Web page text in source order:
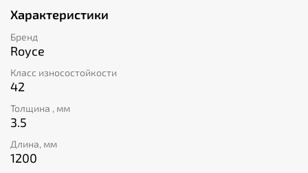
обеспечивает дополнительную защиту от
повреждений, а встроенная система замков
позволяет легко и быстро осуществить плавающую
установку без лишних хлопот. Кроме того, каждая
плитка имеет элегантную V-образную фаску по
периметру, что добавляет интерьеру особый шик.
Выбирайте надежность и красоту вместе с каменно-
полимерной плиткой Royce Engoy "Дуб Берсель"!
Характеристики
Бренд
Royce
Класс износостойкости
42
Толщина , мм
3.5
Длина, мм
1200